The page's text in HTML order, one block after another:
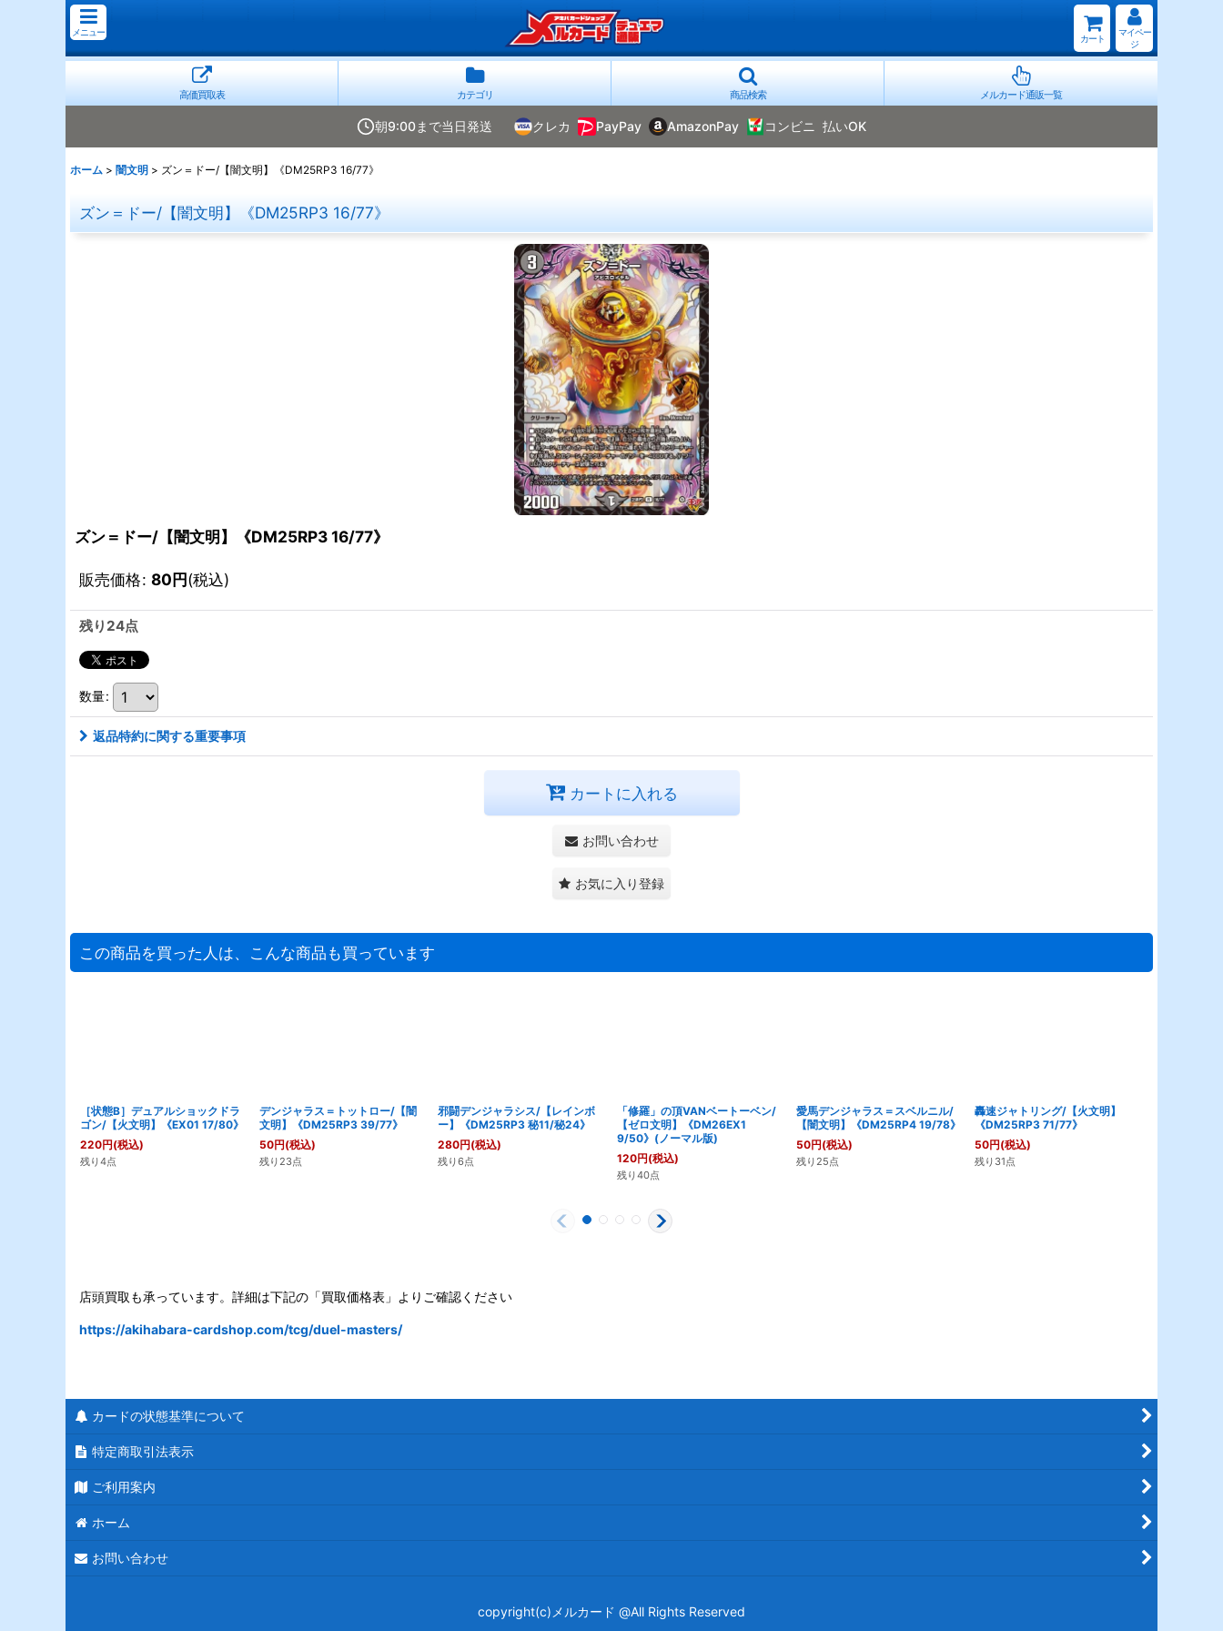
メニュー
カート
マイペー
ジ
高価買取表 カテゴリ 商品検索 メルカード通販一覧
朝9:00まで当日発送 クレカ PayPay AmazonPay コンビニ 払いOK
ホーム > 闇文明 > ズン＝ドー/【闇文明】《DM25RP3 16/77》
ズン＝ドー/【闇文明】《DM25RP3 16/77》
ズン＝ドー/【闇文明】《DM25RP3 16/77》
販売価格: 80円(税込)
残り24点
数量:
返品特約に関する重要事項
カートに入れる
お問い合わせ
お気に入り登録
この商品を買った人は、こんな商品も買っています
［状態B］デュアルショックドラ
ゴン/【火文明】《EX01 17/80》
220円(税込)
残り4点
デンジャラス＝トットロー/【闇
文明】《DM25RP3 39/77》
50円(税込)
残り23点
邪闘デンジャラシス/【レインボ
ー】《DM25RP3 秘11/秘24》
280円(税込)
残り6点
「修羅」の頂VANベートーベン/
【ゼロ文明】《DM26EX1
9/50》(ノーマル版)
120円(税込)
残り40点
愛馬デンジャラス＝スベルニル/
【闇文明】《DM25RP4 19/78》
50円(税込)
残り25点
轟速ジャトリング/【火文明】
《DM25RP3 71/77》
50円(税込)
残り31点
店頭買取も承っています。詳細は下記の「買取価格表」よりご確認ください
https://akihabara-cardshop.com/tcg/duel-masters/
カードの状態基準について
特定商取引法表示
ご利用案内
ホーム
お問い合わせ
copyright(c)メルカード @All Rights Reserved